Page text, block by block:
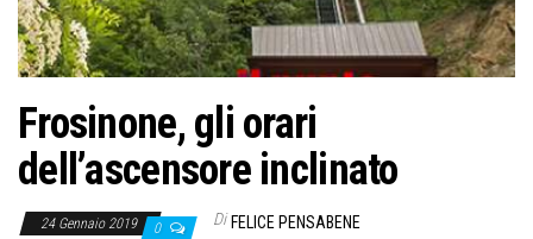
n
e
Frosinone, gli orari
dell’ascensore inclinato
24 Gennaio 2019 0 Di FELICE PENSABENE